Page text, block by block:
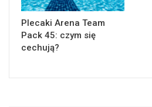
Plecaki Arena Team
Pack 45: czym się
cechują?